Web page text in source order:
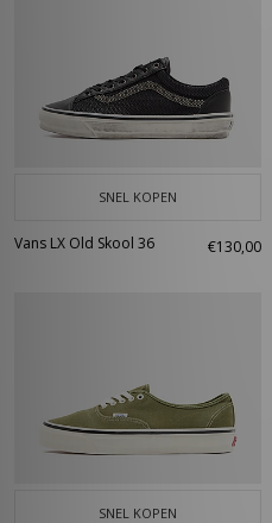
SNEL KOPEN
Vans LX Old Skool 36 €130,00
SNEL KOPEN